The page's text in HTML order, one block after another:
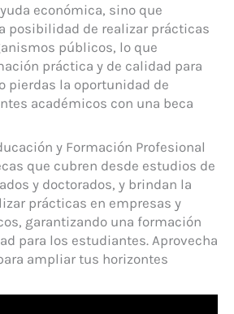
económica, sino que
posibilidad de realizar prácticas
públicos, lo que
práctica y de calidad para
pierdas la oportunidad de
académicos con una beca
y Formación Profesional
que cubren desde estudios de
y doctorados, y brindan la
prácticas en empresas y
garantizando una formación
para los estudiantes. Aprovecha
ampliar tus horizontes